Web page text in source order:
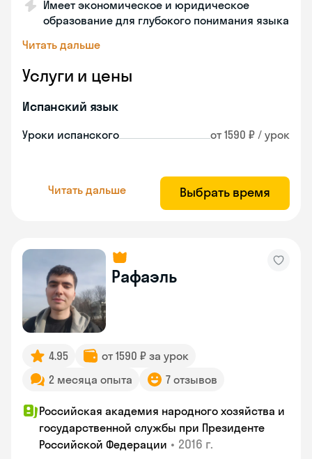
Имеет экономическое и юридическое
образование для глубокого понимания языка
Читать дальше
Услуги и цены
Испанский язык
Уроки испанского от 1590 ₽ / урок
Читать дальше Выбрать время
Рафаэль
4.95
от 1590 ₽ за урок
2 месяца опыта
7 отзывов
Российская академия народного хозяйства и
государственной службы при Президенте
Российской Федерации • 2016 г.